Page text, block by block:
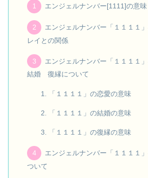
エンジェルナンバー[1111]の意
エンジェルナンバー「１１１１
レイとの関係
エンジェルナンバー「１１１
結婚 復縁について
「１１１１」の恋愛の意味
「１１１１」の結婚の意味
「１１１１」の復縁の意味
エンジェルナンバー「１１１１
ついて